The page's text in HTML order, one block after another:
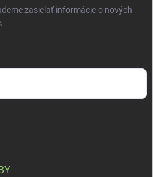
zasielať informácie o nových